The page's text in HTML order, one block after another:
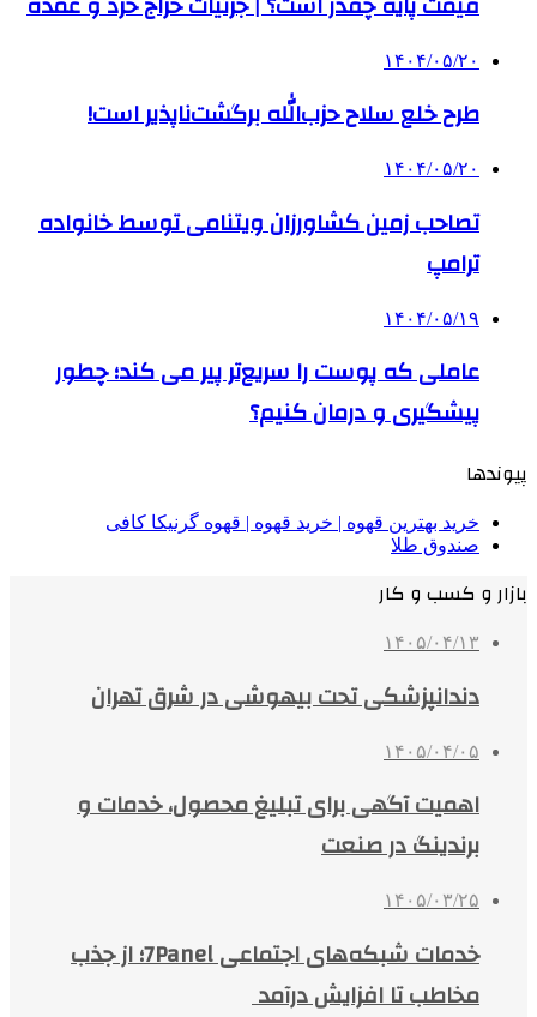
۱۴۰۴/۰۵/۲۰
طرح خلع سلاح حزب‌الله برگشت‌ناپذیر است!
۱۴۰۴/۰۵/۲۰
تصاحب زمین کشاورزان ویتنامی توسط خانواده
ترامپ
۱۴۰۴/۰۵/۱۹
عاملی که پوست را سریع‌تر پیر می کند؛ چطور
پیشگیری و درمان کنیم؟
پیوندها
خرید بهترین قهوه | خرید قهوه | قهوه گرنیکا کافی
صندوق طلا
بازار و کسب و کار
۱۴۰۵/۰۴/۱۳
دندانپزشکی تحت بیهوشی در شرق تهران
۱۴۰۵/۰۴/۰۵
اهمیت آگهی برای تبلیغ محصول، خدمات و
برندینگ در صنعت
۱۴۰۵/۰۳/۲۵
خدمات شبکه‌های اجتماعی 7Panel؛ از جذب
مخاطب تا افزایش درآمد